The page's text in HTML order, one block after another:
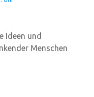
Ideen und
Menschen